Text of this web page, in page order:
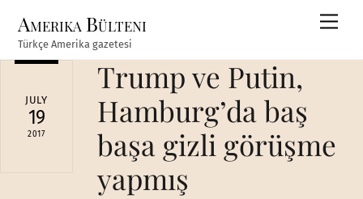
content
Amerika Bülteni
Türkçe Amerika gazetesi
JULY
19
2017
Trump ve Putin,
Hamburg’da baş
başa gizli görüşme
yapmış